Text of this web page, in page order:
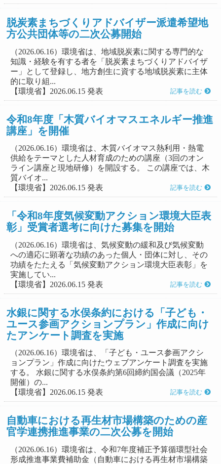
脱炭素まちづくりアドバイザー派遣希望地
方公共団体等の二次公募開始
（2026.06.16）環境省は、地域脱炭素に関する専門的な
知識・経験を有する者を「脱炭素まちづくりアドバイザ
ー」として登録し、地方創生に資する地域脱炭素に主体
的に取り組...
【環境省】2026.06.15 発表
記事を読む
令和8年度「木質バイオマスエネルギー推進
講座」を開催
（2026.06.16）環境省は、木質バイオマス熱利用・熱電
供給をテーマとした人材育成のための講座（3回のオン
ライン講座と現地研修）を開設する。 この講座では、木
質バイオ...
【環境省】2026.06.15 発表
記事を読む
「令和8年度気候変動アクション環境大臣表
彰」受賞者選考に向けた募集を開始
（2026.06.16）環境省は、気候変動の緩和及び気候変動
への適応に顕著な功績のあった個人・団体に対し、その
功績をたたえる「気候変動アクション環境大臣表彰」を
実施してい...
【環境省】2026.06.15 発表
記事を読む
水銀に関する水俣条約における「子ども・
ユース参画アクションプラン」作成に向け
たアンケート調査を実施
（2026.06.16）環境省は、「子ども・ユース参画アクシ
ョンプラン」作成に向けたウェブアンケート調査を実施
する。 水銀に関する水俣条約第6回締約国会議（2025年
開催）の...
【環境省】2026.06.15 発表
記事を読む
自動車における再生材市場構築のための産
官学連携推進事業の二次公募を開始
（2026.06.16）環境省は、令和7年度補正予算循環型社会
形成推進事業費補助金（自動車における再生材市場構築